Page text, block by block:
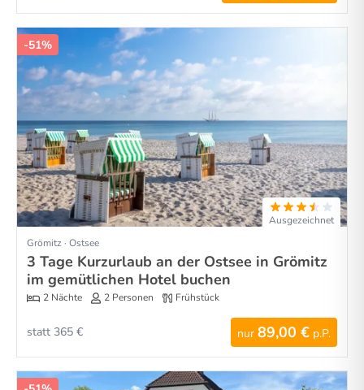
-51%
Ausgezeichnet
Grömitz · Ostsee
3 Tage Kurzurlaub an der Ostsee in Grömitz
im gemütlichen Hotel buchen
2 Nächte 2 Personen Frühstück
nur 89,00 € p.P.
statt 365 €